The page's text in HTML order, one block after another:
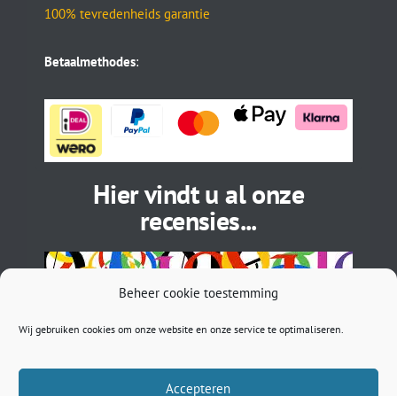
Beheer cookie toestemming
Wij gebruiken cookies om onze website en onze service te optimaliseren.
Accepteren
100% tevredenheids garantie
Betaalmethodes:
Hier vindt u al onze
recensies...